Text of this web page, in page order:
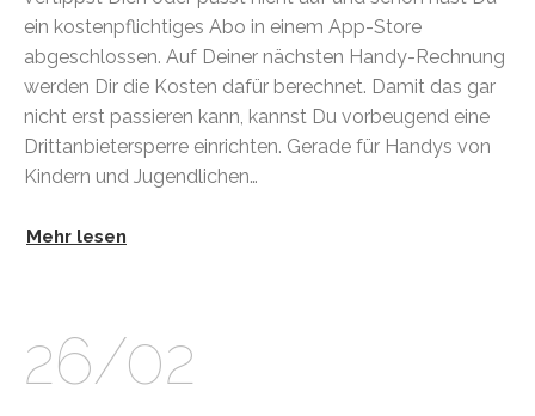
ein kostenpflichtiges Abo in einem App-Store
abgeschlossen. Auf Deiner nächsten Handy-Rechnung
werden Dir die Kosten dafür berechnet. Damit das gar
nicht erst passieren kann, kannst Du vorbeugend eine
Drittanbietersperre einrichten. Gerade für Handys von
Kindern und Jugendlichen…
Mehr lesen
26/02